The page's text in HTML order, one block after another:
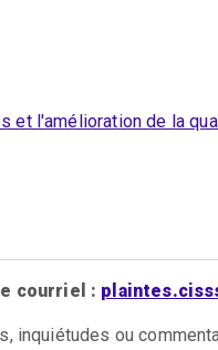
et l'amélioration de la
courriel :
inquiétudes ou